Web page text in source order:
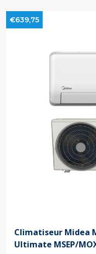
€639,75
Climatiseur Midea
Ultimate MSEP/